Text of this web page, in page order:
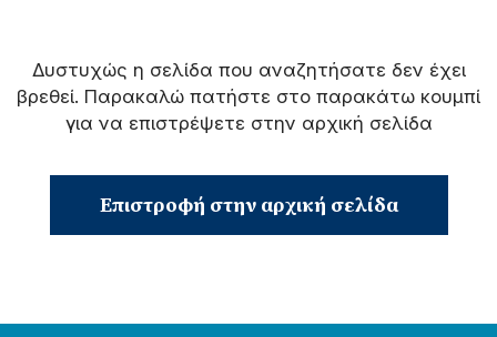
Δυστυχώς η σελίδα που αναζητήσατε δεν έχει
βρεθεί. Παρακαλώ πατήστε στο παρακάτω κουμπί
για να επιστρέψετε στην αρχική σελίδα
Επιστροφή στην αρχική σελίδα